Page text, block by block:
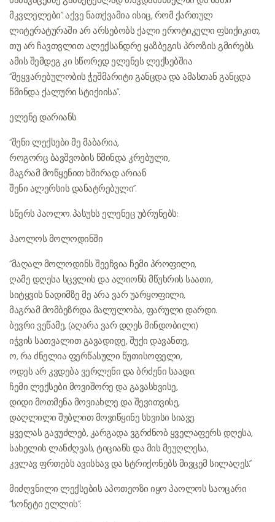
მკვლელები”. აქვე ნათქვამია ისიც, რომ ქართულ
ლიტერატურაში არ არსებობს ქალი ეროტიკული ფსიქიკით,
თუ არ ჩავთვლით ალექსანდრე ყაზბეგის პროზის გმირებს.
ამის შემდეგ კი სწორედ ელენეს ლექსებშია
“შეყვარებულობის ჭეშმარიტი განცდა და ამასთან განცდა
წმინდა ქალური სტიქიისა”.
ელენე დარიანს
“შენი ლექსები მე მაბარია,
როგორც ბავშვობის წმინდა კრებული,
მაგრამ მოწყენით ხშირად არიან
შენი ალერსის დანატრებული”..
სწერს პაოლო. პასუხს ელენეც უბრუნებს:
პაოლოს მოლოდინში
“მაღალ მოლოდინს შეეჩვია ჩემი პროფილი,
ღამე დღესა სცვლის და ალიონს მწუხრის საათი,
სიტყვის ნადიმზე მე არა ვარ უარყოფილი,
მაგრამ მომბეზრდა მალულობა, ფარული დარდი.
ბევრი ვეწამე, (აღარა ვარ დღეს მინდობილი)
იჭვის სათვალით გავადიდე, შუქი დავანთე,
ო, რა ძნელია ფერწასული წუთისოფელი,
ოდეს არ კვდება ვერლენი და ბრძენი საადი.
ჩემი ლექსები მოვიშორე და გავასხვისე,
დიდი მოთმენა მოვიახლე და შევითვისე,
დაღლილი შუბლით მოვიწყინე სხვისი სიავე.
ყველას გავუძლებ, კარგადა ვგრძნობ ყველაფერს დღესა,
სახელის ლანძღვას, ტიციანს და მის მეუღლესა,
კვლავ ფრთებს ავისხავ და სტრიქონებს მივცემ სილაღეს.”
მიძღვნილი ლექსების აპოთეოზი იყო პაოლოს საოცარი
“სონეტი ელლის”: